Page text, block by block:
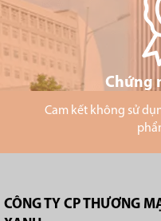
Chứng
Cam kết không sử
CÔNG TY CP THƯƠNG